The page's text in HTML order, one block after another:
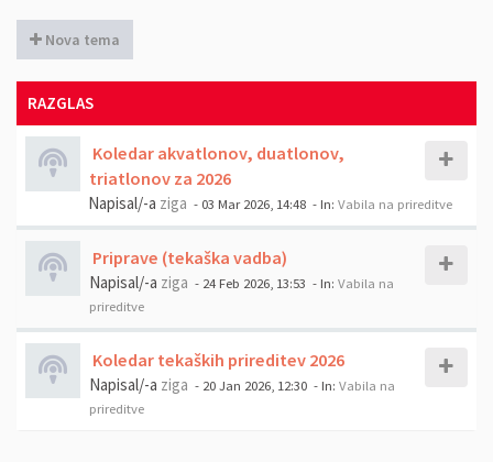
Nova tema
RAZGLAS
Koledar akvatlonov, duatlonov,
triatlonov za 2026
Napisal/-a ziga - 03 Mar 2026, 14:48 - In: Vabila na prireditve
Priprave (tekaška vadba)
Napisal/-a ziga - 24 Feb 2026, 13:53 - In: Vabila na
prireditve
Koledar tekaških prireditev 2026
Napisal/-a ziga - 20 Jan 2026, 12:30 - In: Vabila na
prireditve